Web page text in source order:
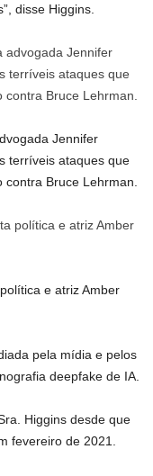
disse Higgins.
Jennifer
terríveis ataques que
Bruce Lehrman.
e atriz Amber
pela mídia e pelos
deepfake de IA.
Higgins desde que
fevereiro de 2021.